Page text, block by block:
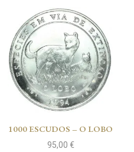
1000 ESCUDOS – O LOBO
95,00 €